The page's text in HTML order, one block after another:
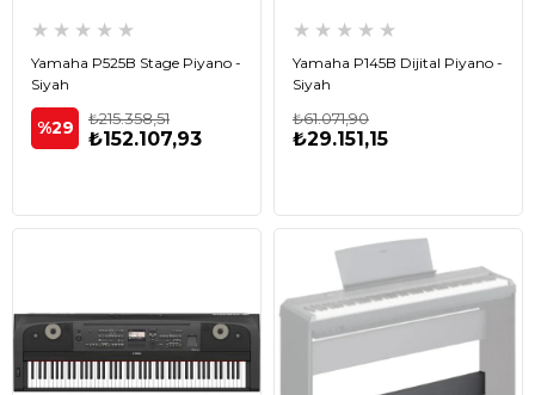
★ ★ ★ ★ ★
Yamaha P525B Stage Piyano -
Siyah
%29 ₺152.107,93
₺215.358,51
★ ★ ★ ★ ★
Yamaha P145B Dijital Piyano -
Siyah
₺29.151,15
₺61.071,90